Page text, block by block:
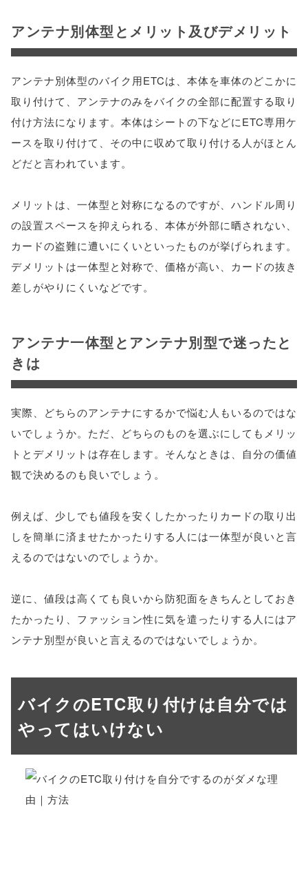
アンテナ別体型とメリット及びデメリット
アンテナ別体型のバイク用ETCは、本体を車体のどこかに
取り付けて、アンテナのみをバイクの全部に配置する取り
付け方法になります。本体はシートの下などにETC専用ケ
ースを取り付けて、その中に収めて取り付ける人がほとん
どだと言われています。
メリットは、一体型と対称になるのですが、ハンドル周り
の設置スペースを抑えられる、本体が外部に晒されない、
カードの盗難に遭いにくいといったものが挙げられます。
デメリットは一体型と対称で、価格が高い、カードの抜き
差しがやりにくいなどです。
アンテナ一体型とアンテナ別型で迷ったと
きは
実際、どちらのアンテナにするかで悩む人もいるのではな
いでしょうか。ただ、どちらのものを選ぶにしてもメリッ
トとデメリットは存在します。そんなときは、自分の価値
観で決めるのも良いでしょう。
例えば、少しでも値段を安くしたかったりカードの取り出
しを簡単に済ませたかったりする人には一体型が良いと言
えるのではないのでしょうか。
逆に、値段は高くても良いから防犯面をきちんとしておき
たかったり、ファッション性に気を遣ったりする人にはア
ンテナ別型が良いと言えるのではないでしょうか。
バイクのETC取り付けは自分では
やってはいけない